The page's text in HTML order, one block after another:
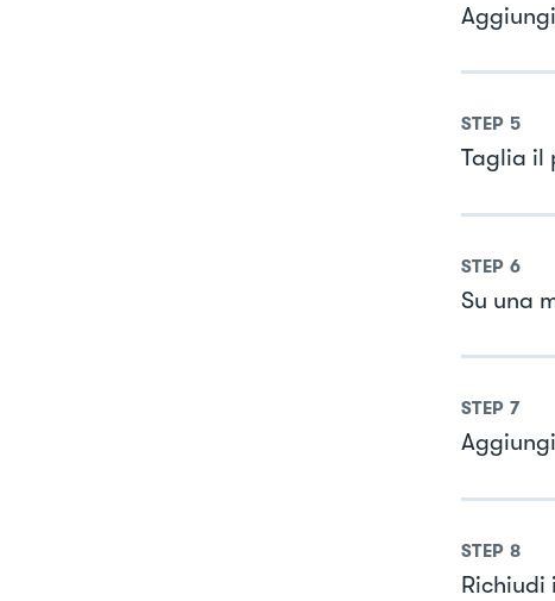
STEP 5
Taglia il
STEP 6
Su una
STEP 7
STEP 8
Richiudi